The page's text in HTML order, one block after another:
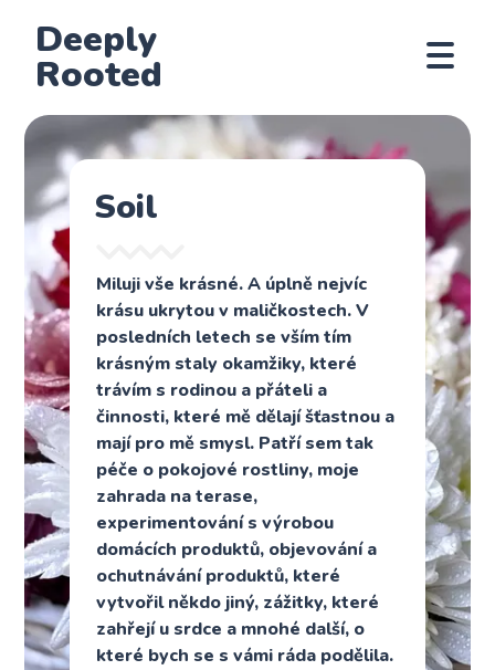
Deeply
Rooted
Soil
Miluji vše krásné. A úplně nejvíc
krásu ukrytou v maličkostech. V
posledních letech se vším tím
krásným staly okamžiky, které
trávím s rodinou a přáteli a
činnosti, které mě dělají šťastnou a
mají pro mě smysl. Patří sem tak
péče o pokojové rostliny, moje
zahrada na terase,
experimentování s výrobou
domácích produktů, objevování a
ochutnávání produktů, které
vytvořil někdo jiný, zážitky, které
zahřejí u srdce a mnohé další, o
které bych se s vámi ráda podělila.